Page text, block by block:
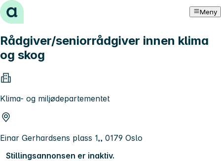
Hopp til innhold Meny
Rådgiver/seniorrådgiver innen klima
og skog
Klima- og miljødepartementet
Einar Gerhardsens plass 1,, 0179 Oslo
Stillingsannonsen er inaktiv.